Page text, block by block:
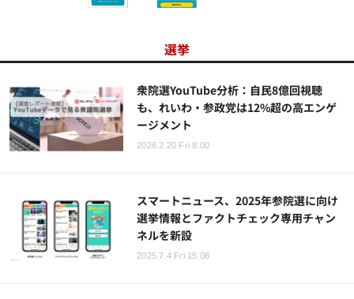
選挙
衆院選YouTube分析：自民8億回視聴
も、れいわ・参政党は12%超の高エンゲ
ージメント
2026.2.20 Fri 8:00
スマートニュース、2025年参院選に向け
選挙情報とファクトチェック専用チャン
ネルを新設
2025.7.4 Fri 15:08